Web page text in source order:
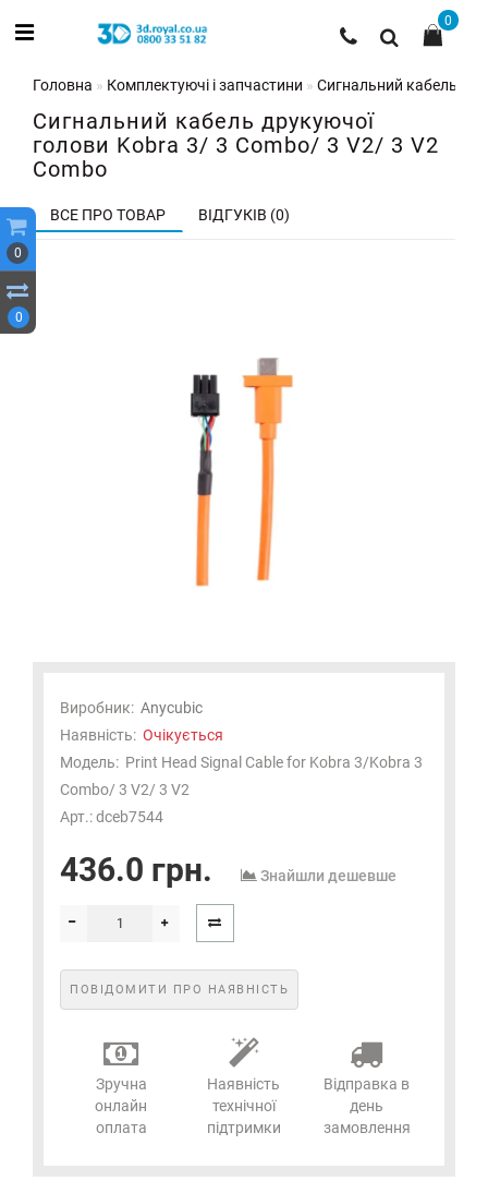
0
0
0
Головна Комплектуючі і запчастини Cигнальний кабель
Cигнальний кабель друкуючої
голови Kobra 3/ 3 Combo/ 3 V2/ 3 V2
Combo
ВСЕ ПРО ТОВАР ВІДГУКІВ (0)
Виробник: Anycubic
Наявність: Очікується
Модель: Print Head Signal Cable for Kobra 3/Kobra 3
Combo/ 3 V2/ 3 V2
Арт.: dceb7544
436.0 грн. Знайшли дешевше
ПОВІДОМИТИ ПРО НАЯВНІСТЬ
Зручна
онлайн
оплата
Наявність
технічної
підтримки
Відправка в
день
замовлення